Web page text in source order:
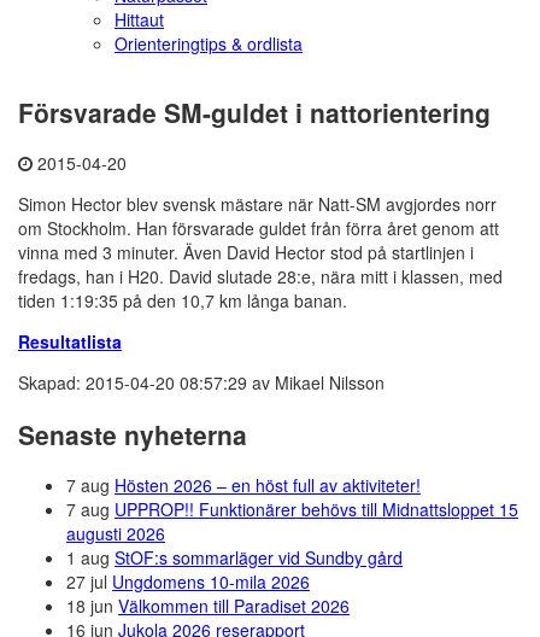
Hittaut
Orienteringtips & ordlista
Försvarade SM-guldet i nattorientering
2015-04-20
Simon Hector blev svensk mästare när Natt-SM avgjordes norr
om Stockholm. Han försvarade guldet från förra året genom att
vinna med 3 minuter. Även David Hector stod på startlinjen i
fredags, han i H20. David slutade 28:e, nära mitt i klassen, med
tiden 1:19:35 på den 10,7 km långa banan.
Resultatlista
Skapad: 2015-04-20 08:57:29 av Mikael Nilsson
Senaste nyheterna
7 aug Hösten 2026 – en höst full av aktiviteter!
7 aug UPPROP!! Funktionärer behövs till Midnattsloppet 15
augusti 2026
1 aug StOF:s sommarläger vid Sundby gård
27 jul Ungdomens 10-mila 2026
18 jun Välkommen till Paradiset 2026
16 jun Jukola 2026 reserapport